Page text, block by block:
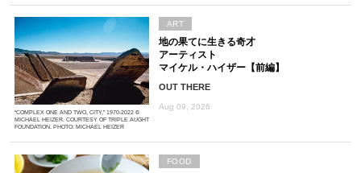
“COMPLEX ONE AND TWO, CITY,” 1970-2022 ©
MICHAEL HEIZER. COURTESY OF TRIPLE AUGHT
FOUNDATION. PHOTO: MICHAEL HEIZER
地の果てに生きる奇才
アーティスト
マイケル・ハイザー【前編】
OUT THERE
Aug 09, 2026
ART
FOOD